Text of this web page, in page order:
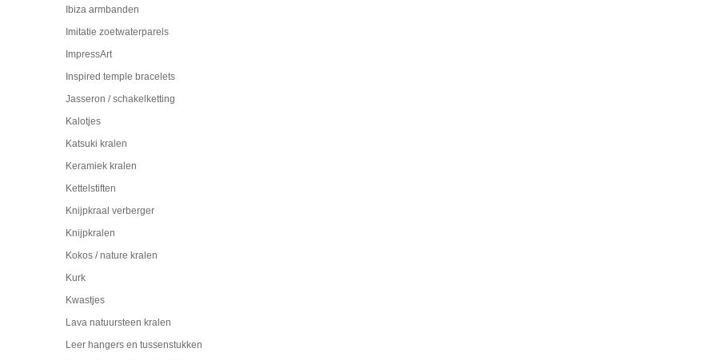
Ibiza armbanden
Imitatie zoetwaterparels
ImpressArt
Inspired temple bracelets
Jasseron / schakelketting
Kalotjes
Katsuki kralen
Keramiek kralen
Kettelstiften
Knijpkraal verberger
Knijpkralen
Kokos / nature kralen
Kurk
Kwastjes
Lava natuursteen kralen
Leer hangers en tussenstukken